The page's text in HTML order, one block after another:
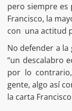
pero siempre es
Francisco, la
con una
No defender a la
“un descalabro
por lo
gente, algo así
la carta